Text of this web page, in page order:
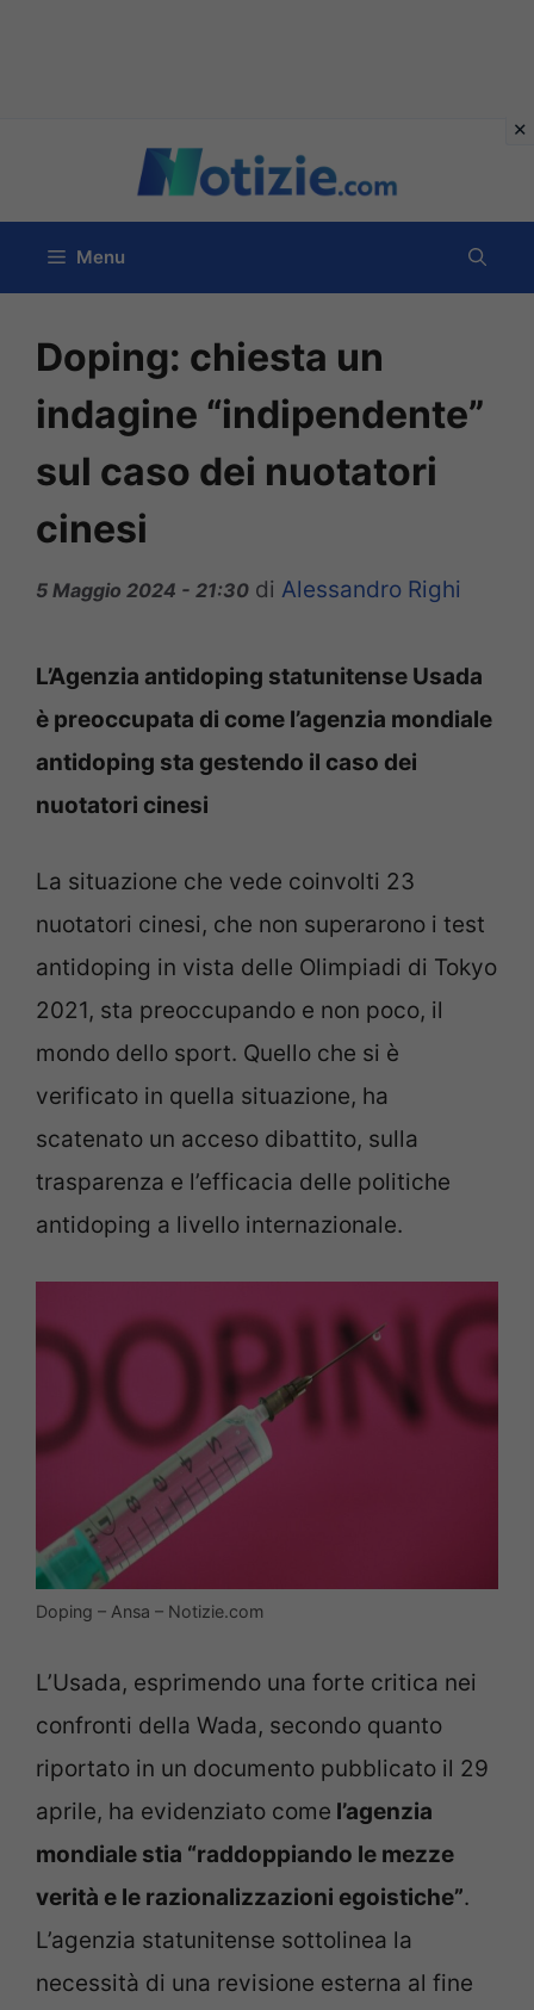
contenuto
Menu
Doping: chiesta un
indagine “indipendente”
sul caso dei nuotatori
cinesi
5 Maggio 2024 - 21:30 di Alessandro Righi
L’Agenzia antidoping statunitense Usada
è preoccupata di come l’agenzia mondiale
antidoping sta gestendo il caso dei
nuotatori cinesi
La situazione che vede coinvolti 23
nuotatori cinesi, che non superarono i test
antidoping in vista delle Olimpiadi di Tokyo
2021, sta preoccupando e non poco, il
mondo dello sport. Quello che si è
verificato in quella situazione, ha
scatenato un acceso dibattito, sulla
trasparenza e l’efficacia delle politiche
antidoping a livello internazionale.
Doping – Ansa – Notizie.com
L’Usada, esprimendo una forte critica nei
confronti della Wada, secondo quanto
riportato in un documento pubblicato il 29
aprile, ha evidenziato come l’agenzia
mondiale stia “raddoppiando le mezze
verità e le razionalizzazioni egoistiche”.
L’agenzia statunitense sottolinea la
necessità di una revisione esterna al fine